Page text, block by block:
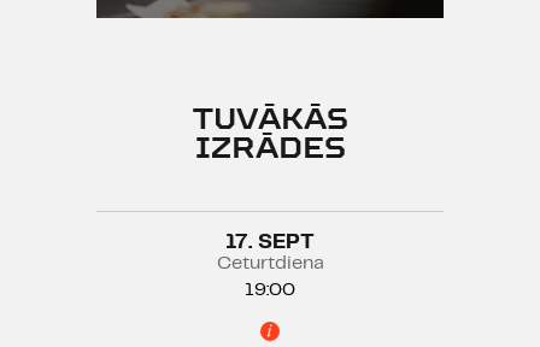
Izrādē smēķē
TUVĀKĀS
IZRĀDES
17. SEPT
Ceturtdiena
19:00